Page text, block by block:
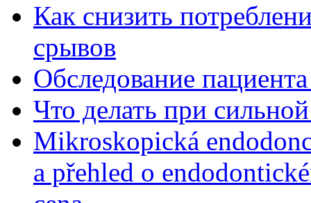
Как снизить
срывов
Обследование
Что делать при
Mikroskopická
a přehled o